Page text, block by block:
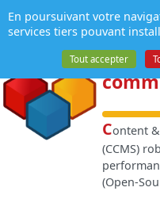
NPDS
Content &
(CCMS)
(Open-
Panneau de gestion des
En poursuivant votre
services tiers pouvant
Tout accepter